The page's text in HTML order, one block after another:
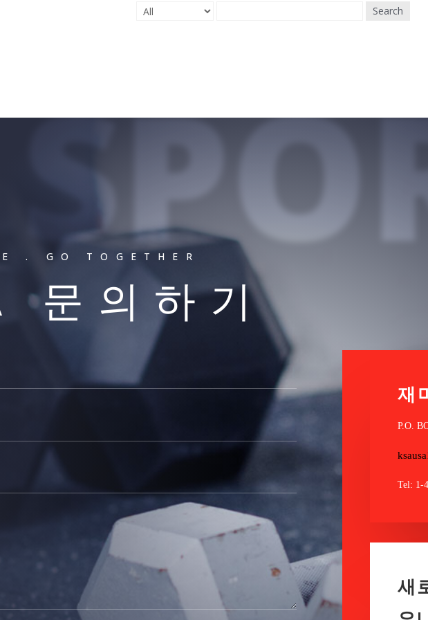
Search
. GO TOGETHER
문의하기
재
P.O.
Tel: 1-
새